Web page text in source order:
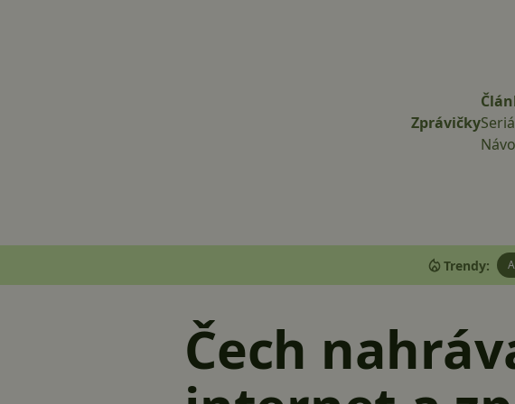
Zprávičky
Trendy:
Čech